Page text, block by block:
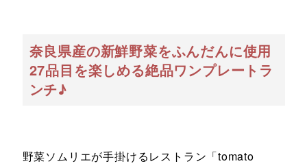
奈良県産の新鮮野菜をふんだんに使用
27品目を楽しめる絶品ワンプレートラ
ンチ♪
野菜ソムリエが手掛けるレストラン「tomato